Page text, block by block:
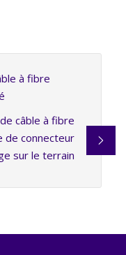
à fibre
câble à fibre
de connecteur
sur le terrain